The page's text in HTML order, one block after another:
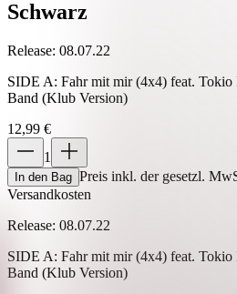
Schwarz
Release: 08.07.22
SIDE A: Fahr mit mir (4x4) feat.
Band (Klub Version)
12,99 €
1
In den Bag Preis inkl. der gesetzl.
Versandkosten
Release: 08.07.22
SIDE A: Fahr mit mir (4x4) feat.
Band (Klub Version)